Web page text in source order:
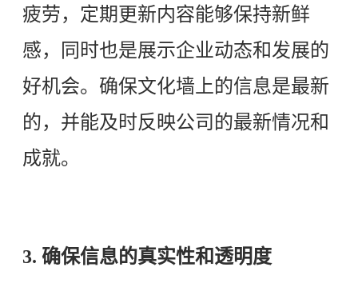
疲劳，定期更新内容能够保持新鲜
感，同时也是展示企业动态和发展的
好机会。确保文化墙上的信息是最新
的，并能及时反映公司的最新情况和
成就。
3. 确保信息的真实性和透明度